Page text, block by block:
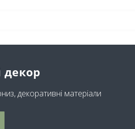
декор
декоративні матеріали